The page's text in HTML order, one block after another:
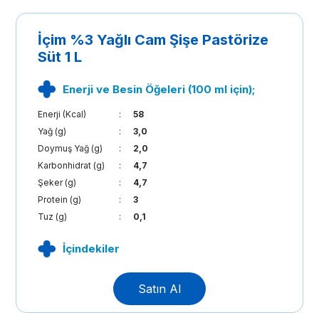
İçim %3 Yağlı Cam Şişe Pastörize
Süt 1 L
Enerji ve Besin Öğeleri (100 ml için);
Enerji (Kcal) :
58
Yağ (g)
:
3,0
Doymuş Yağ (g)
:
2,0
Karbonhidrat (g)
:
4,7
Şeker (g)
:
4,7
Protein (g)
:
3
Tuz (g)
: 0,1
İçindekiler
Satın Al